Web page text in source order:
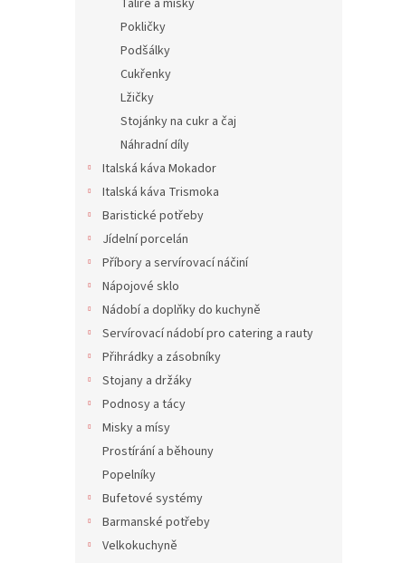
Talíře a misky
Pokličky
Podšálky
Cukřenky
Lžičky
Stojánky na cukr a čaj
Náhradní díly
Italská káva Mokador
Italská káva Trismoka
Baristické potřeby
Jídelní porcelán
Příbory a servírovací náčiní
Nápojové sklo
Nádobí a doplňky do kuchyně
Servírovací nádobí pro catering a rauty
Přihrádky a zásobníky
Stojany a držáky
Podnosy a tácy
Misky a mísy
Prostírání a běhouny
Popelníky
Bufetové systémy
Barmanské potřeby
Velkokuchyně